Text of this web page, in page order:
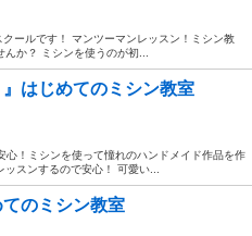
ールです！ マンツーマンレッスン！ミシン教
か？ ミシンを使うのが初...
はじめてのミシン教室
！ミシンを使って憧れのハンドメイド作品を作
スンするので安心！ 可愛い...
のミシン教室